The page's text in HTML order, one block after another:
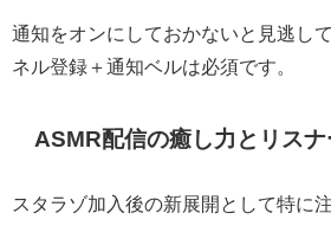
通知をオンにしておかないと見逃し
ネル登録＋通知ベルは必須です。
ASMR配信の癒し力とリス
スタラゾ加入後の新展開として特に